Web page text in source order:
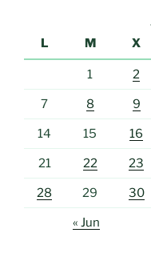
L
M X
1 2
7 8 9
14 15 16
21 22 23
28 29 30
« Jun